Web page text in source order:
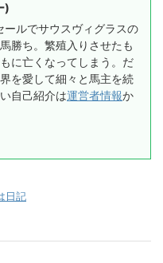
)
ルでサウスヴィグラスの
勝ち。繁殖入りさせたも
に亡くなってしまう。だ
を愛して細々と馬主を続
自己紹介は運営者情報か
日記